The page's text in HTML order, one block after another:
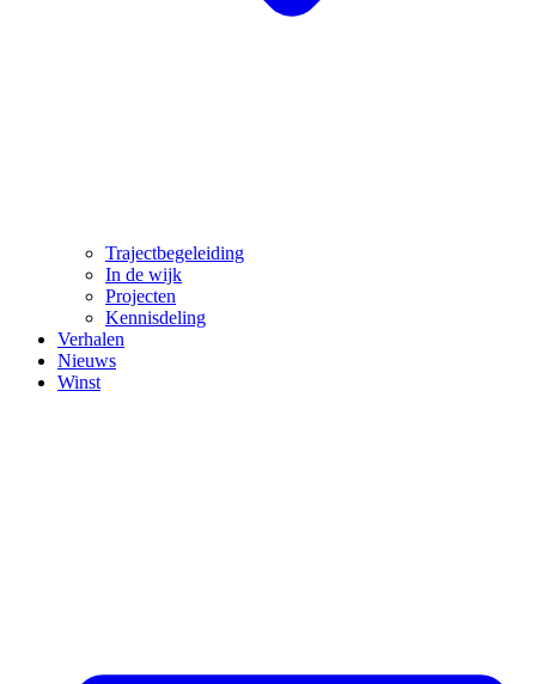
Trajectbegeleiding
In de wijk
Projecten
Kennisdeling
Verhalen
Nieuws
Winst